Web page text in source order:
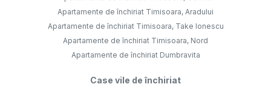
Apartamente de închiriat Timisoara, Aradului
Apartamente de închiriat Timisoara, Take Ionescu
Apartamente de închiriat Timisoara, Nord
Apartamente de închiriat Dumbravita
Case vile de închiriat